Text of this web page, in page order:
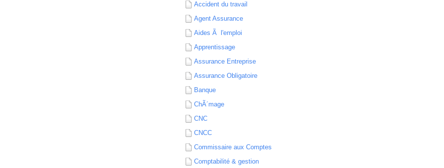
Accident du travail
Agent Assurance
Aides Ã l'emploi
Apprentissage
Assurance Entreprise
Assurance Obligatoire
Banque
ChÃ´mage
CNC
CNCC
Commissaire aux Comptes
Comptabilité & gestion